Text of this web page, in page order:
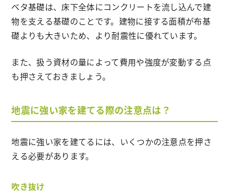
ベタ基礎は、床下全体にコンクリートを流し込んで建
物を支える基礎のことです。建物に接する面積が布基
礎よりも大きいため、より耐震性に優れています。
また、扱う資材の量によって費用や強度が変動する点
も押さえておきましょう。
地震に強い家を建てる際の注意点は？
地震に強い家を建てるには、いくつかの注意点を押さ
える必要があります。
吹き抜け